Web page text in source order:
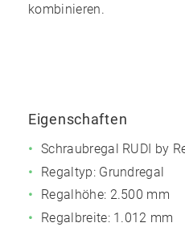
kombinieren.
Eigenschaften
Schraubregal RUDI by
Regaltyp: Grundregal
Regalhöhe: 2.500 mm
Regalbreite: 1.012 mm